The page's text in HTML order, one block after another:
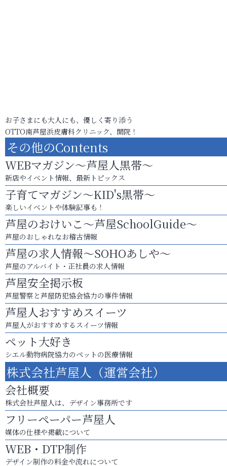
お子さまにも大人にも、優しく寄り添う
OTTO南芦屋浜皮膚科クリニック、開院！
その他のContents
WEBマガジン～芦屋人黒帯～
新店やイベント情報、最新トピックス
子育てマガジン～KID's黒帯～
楽しいイベントや体験記事も！
芦屋のおけいこ～芦屋SchoolGuide～
芦屋のおしゃれなお稽古情報
芦屋の求人情報～SOHOあしや～
芦屋のアルバイト・正社員の求人情報
芦屋安全掲示板
芦屋警察と芦屋防犯協会協力の事件情報
芦屋人おすすめスイーツ
芦屋人がおすすめするスイーツ情報
ペット大好き
シエル動物病院協力のペットの医療情報
株式会社芦屋人（運営会社）
会社概要
株式会社芦屋人は、デザイン事務所です
フリーペーパー芦屋人
媒体の仕様や掲載について
WEB・DTP制作
デザイン制作の料金や流れについて